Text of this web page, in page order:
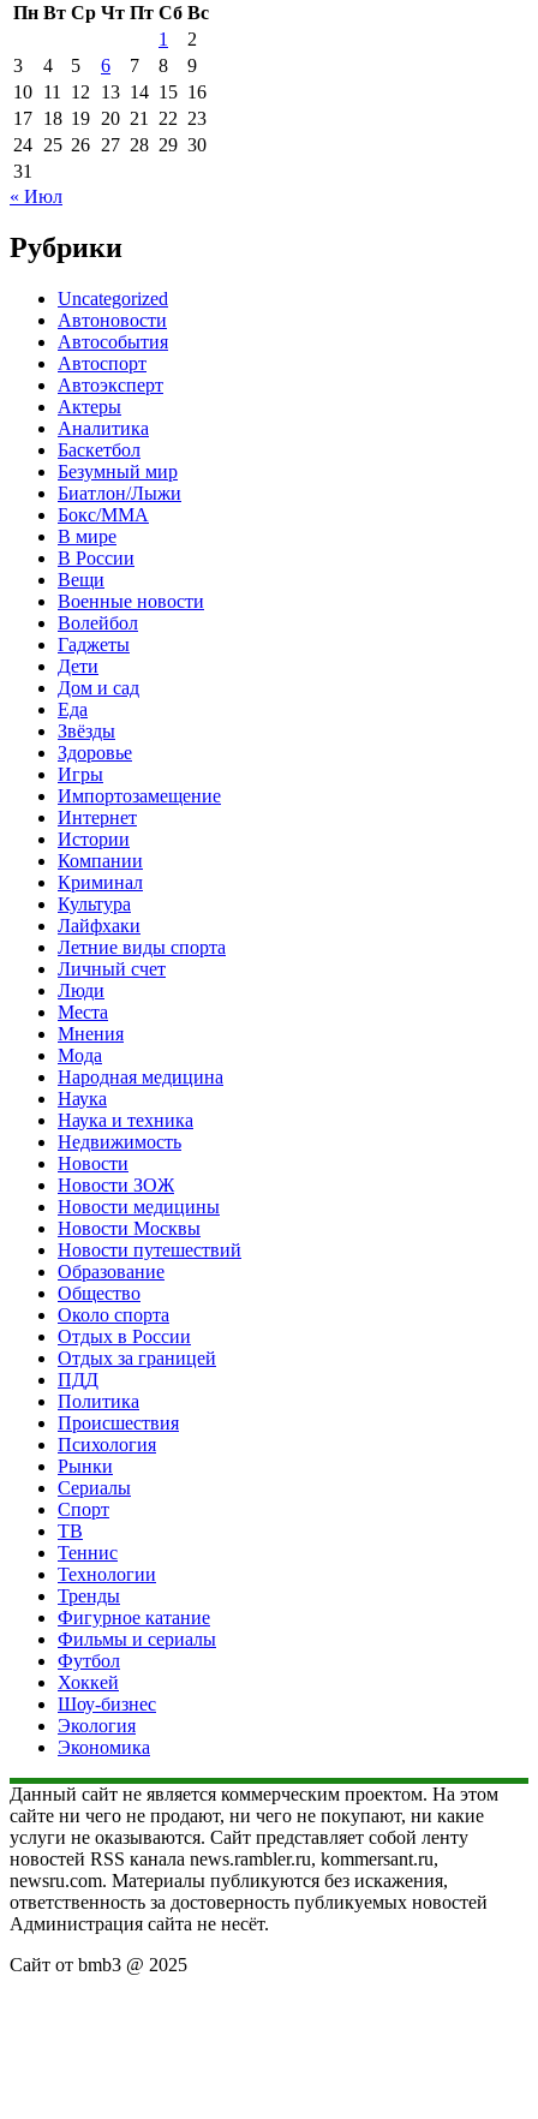
Пн Вт Ср Чт Пт Сб Вс
1
2
3
4 5 6 7 8
9
10 11 12 13 14 15 16
17 18 19 20 21 22 23
24 25 26 27 28 29 30
31
« Июл
Рубрики
Uncategorized
Автоновости
Автособытия
Автоспорт
Автоэксперт
Актеры
Аналитика
Баскетбол
Безумный мир
Биатлон/Лыжи
Бокс/MMA
В мире
В России
Вещи
Военные новости
Волейбол
Гаджеты
Дети
Дом и сад
Еда
Звёзды
Здоровье
Игры
Импортозамещение
Интернет
Истории
Компании
Криминал
Культура
Лайфхаки
Летние виды спорта
Личный счет
Люди
Места
Мнения
Мода
Народная медицина
Наука
Наука и техника
Недвижимость
Новости
Новости ЗОЖ
Новости медицины
Новости Москвы
Новости путешествий
Образование
Общество
Около спорта
Отдых в России
Отдых за границей
ПДД
Политика
Происшествия
Психология
Рынки
Сериалы
Спорт
ТВ
Теннис
Технологии
Тренды
Фигурное катание
Фильмы и сериалы
Футбол
Хоккей
Шоу-бизнес
Экология
Экономика
Данный сайт не является коммерческим проектом. На этом
сайте ни чего не продают, ни чего не покупают, ни какие
услуги не оказываются. Сайт представляет собой ленту
новостей RSS канала news.rambler.ru, kommersant.ru,
newsru.com. Материалы публикуются без искажения,
ответственность за достоверность публикуемых новостей
Администрация сайта не несёт.
Сайт от bmb3 @ 2025